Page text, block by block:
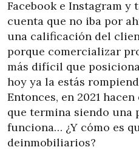
Facebook e Instagram y
cuenta que no iba por
una calificación del
porque comercializar
más difícil que
hoy ya la estás
Entonces, en 2021
que termina siendo una
funciona… ¿Y cómo es
deinmobiliarios?